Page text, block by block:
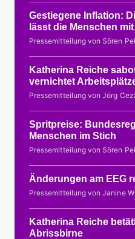
Gestiegene Inflation:
lässt die Menschen
Pressemitteilung von Sören
Katherina Reiche
vernichtet
Pressemitteilung von Jörg
Spritpreise:
Menschen im Stich
Pressemitteilung von Sören
Änderungen am EEG
Pressemitteilung von Janine
Katherina Reiche
Abrissbirne